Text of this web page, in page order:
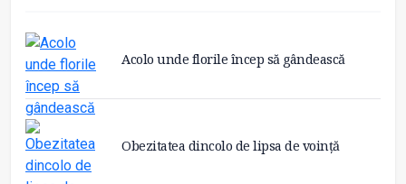
Acolo unde florile încep să gândească
Obezitatea dincolo de lipsa de voință